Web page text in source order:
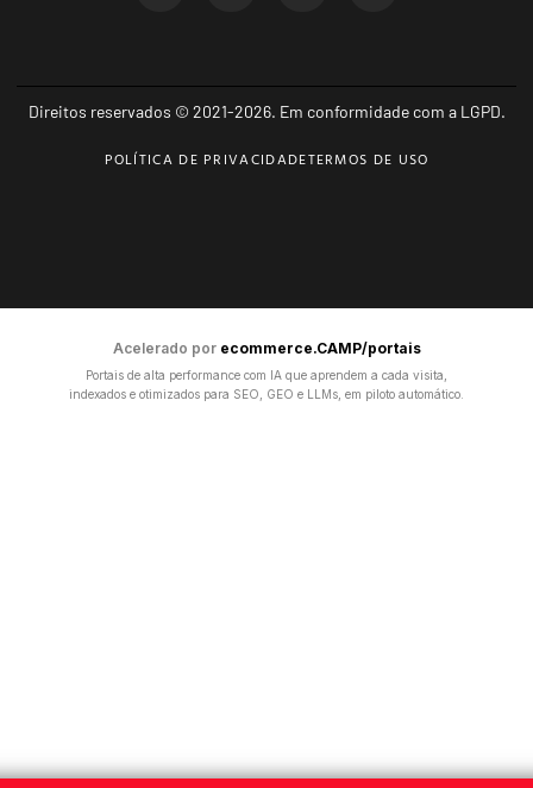
Direitos reservados © 2021-2026. Em conformidade com a LGPD.
POLÍTICA DE PRIVACIDADETERMOS DE USO
Acelerado por ecommerce.CAMP/portais
Portais de alta performance com IA que aprendem a cada visita,
indexados e otimizados para SEO, GEO e LLMs, em piloto automático.